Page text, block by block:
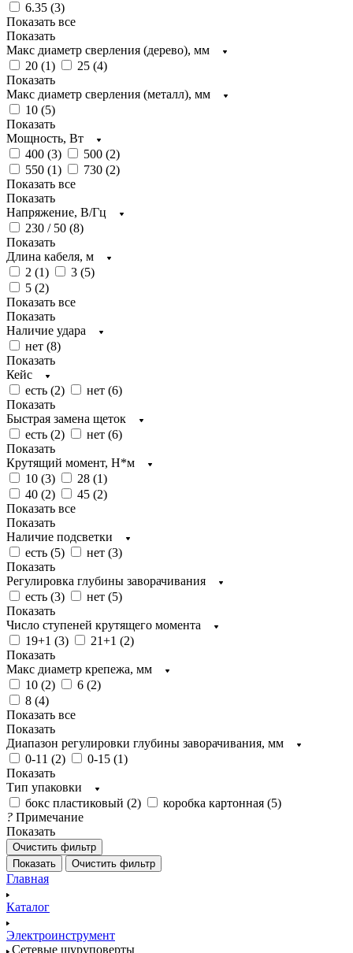
6.35 (3)
Показать все
Показать
Макс диаметр сверления (дерево), мм
20 (1) 25 (4)
Показать
Макс диаметр сверления (металл), мм
10 (5)
Показать
Мощность, Вт
400 (3) 500 (2)
550 (1) 730 (2)
Показать все
Показать
Напряжение, В/Гц
230 / 50 (8)
Показать
Длина кабеля, м
2 (1) 3 (5)
5 (2)
Показать все
Показать
Наличие удара
нет (8)
Показать
Кейс
есть (2) нет (6)
Показать
Быстрая замена щеток
есть (2) нет (6)
Показать
Крутящий момент, Н*м
10 (3) 28 (1)
40 (2) 45 (2)
Показать все
Показать
Наличие подсветки
есть (5) нет (3)
Показать
Регулировка глубины заворачивания
есть (3) нет (5)
Показать
Число ступеней крутящего момента
19+1 (3) 21+1 (2)
Показать
Макс диаметр крепежа, мм
10 (2) 6 (2)
8 (4)
Показать все
Показать
Диапазон регулировки глубины заворачивания, мм
0-11 (2) 0-15 (1)
Показать
Тип упаковки
бокс пластиковый (2) коробка картонная (5)
? Примечание
Показать
Очистить фильтр
Показать
Очистить фильтр
Главная
Каталог
Электроинструмент
Сетевые шуруповерты